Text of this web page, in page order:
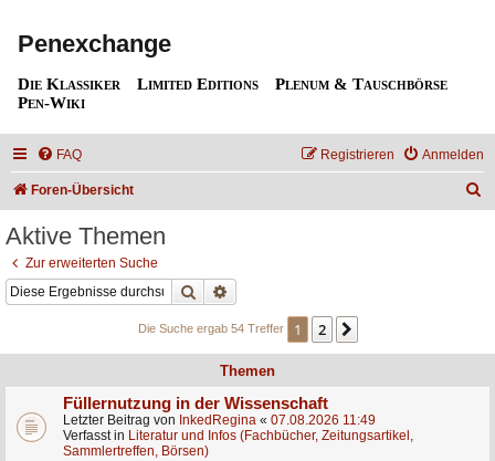
Penexchange
Die Klassiker Limited Editions
Plenum & Tauschbörse
Pen-Wiki
FAQ Anmelden
Registrieren
Foren-Übersicht
Aktive Themen
Zur erweiterten Suche
Suche
Die Suche ergab 54 Treffer 1 2
Themen
Füllernutzung in der Wissenschaft
Letzter Beitrag von InkedRegina « 07.08.2026 11:49
Verfasst in Literatur und Infos (Fachbücher, Zeitungsartikel,
Sammlertreffen, Börsen)